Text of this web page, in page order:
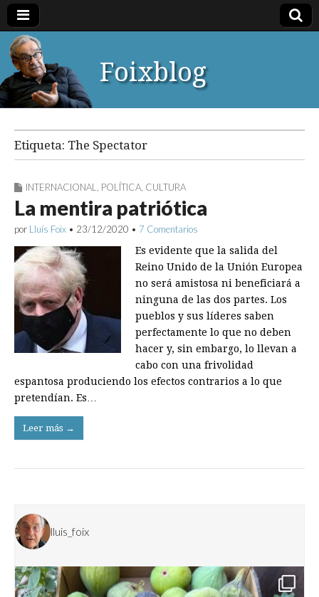
Foixblog
Etiqueta: The Spectator
INTERNACIONAL POLÍTICA CULTURA
La mentira patriótica
por Lluís Foix • 23/12/2020 • 7 Comentarios
Es evidente que la salida del
Reino Unido de la Unión Europea
no será amistosa ni beneficiará a
ninguna de las dos partes. Los
pueblos y sus líderes saben
perfectamente lo que no deben
hacer y, sin embargo, lo llevan a
cabo con una frivolidad
espantosa produciendo los efectos contrarios a lo que
pretendían. Es…
Leer más →
lluis_foix